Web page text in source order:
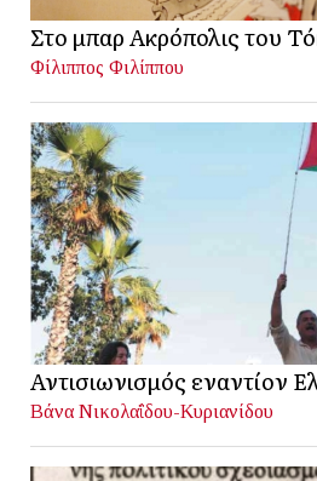
Στο μπαρ Ακρόπολις του
Φίλιππος Φιλίππου
Αντισιωνισμός εναντίον
Βάνα Νικολαΐδου-Κυριανίδου